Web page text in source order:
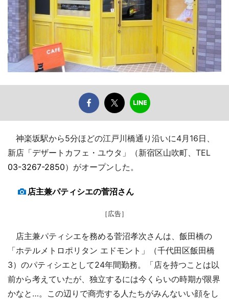
神楽坂駅から5分ほどの江戸川橋通り沿いに4月16日、
新店「デザートカフェ・ユウタ」（新宿区山吹町、TEL
03-3267-2850）がオープンした。
店主兼パティシエの菅沼さん
［広告］
店主兼パティシエを務める菅沼孝次さんは、飯田橋の
「ホテルメトロポリタン エドモント」（千代田区飯田橋
3）のパティシエとして24年間勤務。「店を持つことは以
前から考えていたが、独立するには今くらいの時期が限界
かなと…。この辺りで商売する人たちがみんないい顔をし